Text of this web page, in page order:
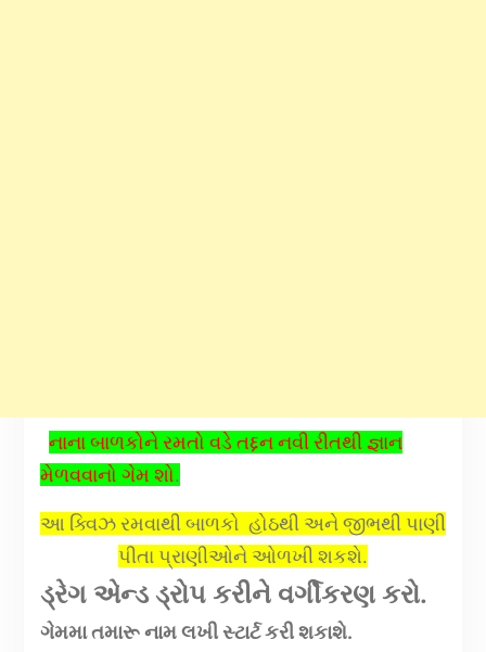
નાના બાળકોને રમતો વડે તદ્દન નવી રીતથી જ્ઞાન
મેળવવાનો ગેમ શો.
આ ક્વિઝ રમવાથી બાળકો હોઠથી અને જીભથી પાણી
પીતા પ્રાણીઓને ઓળખી શકશે.
ડ્રેગ એન્ડ ડ્રોપ કરીને વર્ગીકરણ કરો.
ગેમમા તમારૂ નામ લખી સ્ટાર્ટ કરી શકાશે.